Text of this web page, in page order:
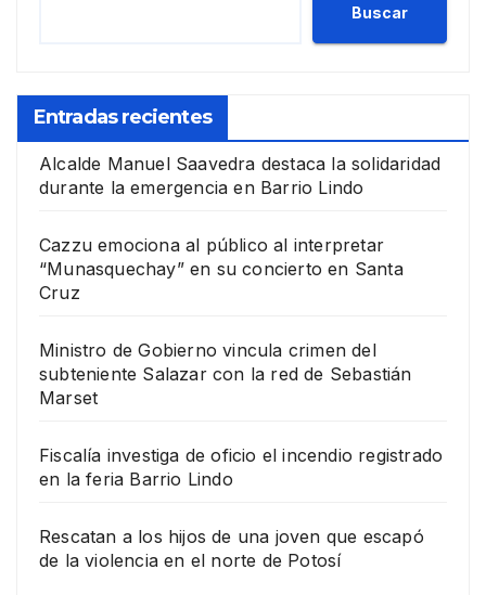
Buscar
Entradas recientes
Alcalde Manuel Saavedra destaca la solidaridad
durante la emergencia en Barrio Lindo
Cazzu emociona al público al interpretar
“Munasquechay” en su concierto en Santa
Cruz
Ministro de Gobierno vincula crimen del
subteniente Salazar con la red de Sebastián
Marset
Fiscalía investiga de oficio el incendio registrado
en la feria Barrio Lindo
Rescatan a los hijos de una joven que escapó
de la violencia en el norte de Potosí